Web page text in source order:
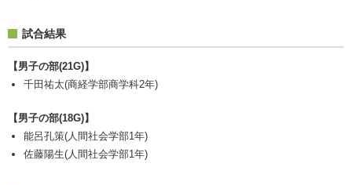
試合結果
【男子の部(21G)】
千田祐太(商経学部商学科2年)
【男子の部(18G)】
能呂孔策(人間社会学部1年)
佐藤陽生(人間社会学部1年)